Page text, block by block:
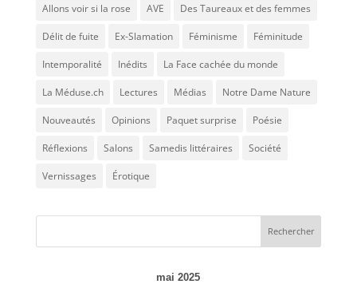
Allons voir si la rose AVE Des Taureaux et des femmes
Délit de fuite Ex-Slamation Féminisme Féminitude
Intemporalité Inédits La Face cachée du monde
La Méduse.ch Lectures Médias Notre Dame Nature
Nouveautés Opinions Paquet surprise Poésie
Réflexions Salons Samedis littéraires Société
Vernissages Érotique
mai 2025